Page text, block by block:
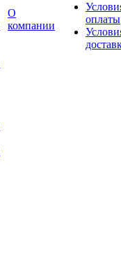
О
компании
оплаты